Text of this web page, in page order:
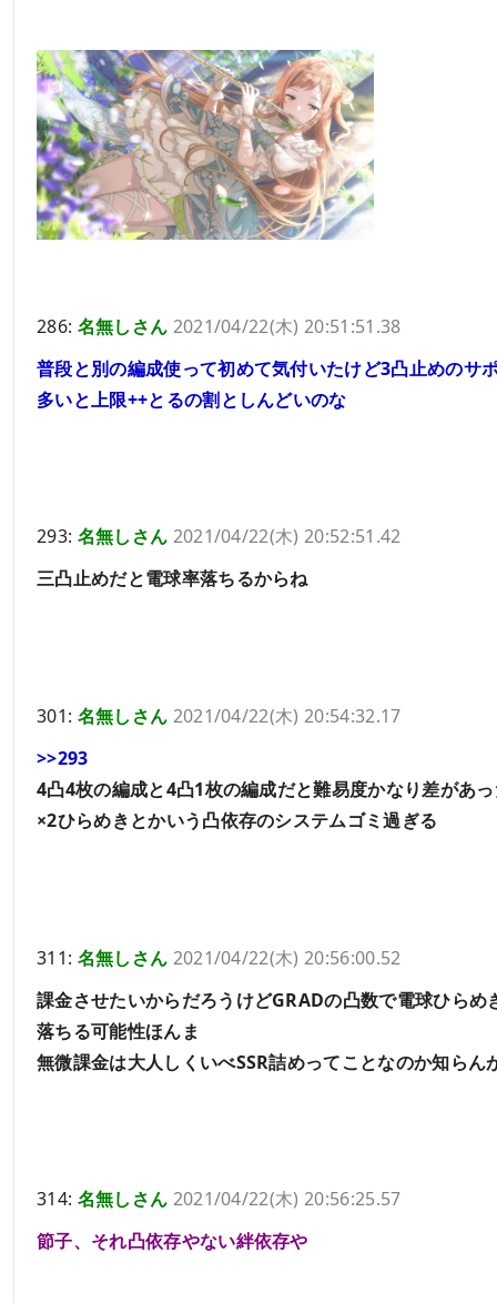
286: 名無しさん 2021/04/22(木) 20:51:51.38
普段と別の編成使って初めて気付いたけど3凸止めのサ
多いと上限++とるの割としんどいのな
293: 名無しさん 2021/04/22(木) 20:52:51.42
三凸止めだと電球率落ちるからね
301: 名無しさん 2021/04/22(木) 20:54:32.17
>>293
4凸4枚の編成と4凸1枚の編成だと難易度かなり差があ
×2ひらめきとかいう凸依存のシステムゴミ過ぎる
311: 名無しさん 2021/04/22(木) 20:56:00.52
課金させたいからだろうけどGRADの凸数で電球ひらめ
落ちる可能性ほんま
無微課金は大人しくいべSSR詰めってことなのか知らん
314: 名無しさん 2021/04/22(木) 20:56:25.57
節子、それ凸依存やない絆依存や